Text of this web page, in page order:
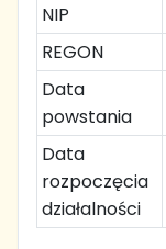
NIP
REGON
Data
powstania
Data
rozpoczęcia
działalności